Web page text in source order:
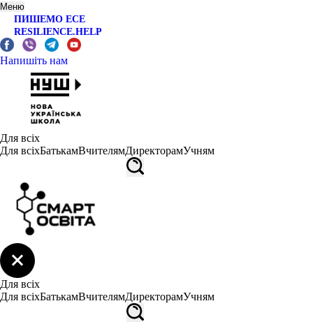
Меню
ПИШЕМО ЕСЕ
RESILIENCE.HELP
Напишіть нам
Для всіх
Для всіхБатькамВчителямДиректорамУчням
Для всіх
Для всіхБатькамВчителямДиректорамУчням